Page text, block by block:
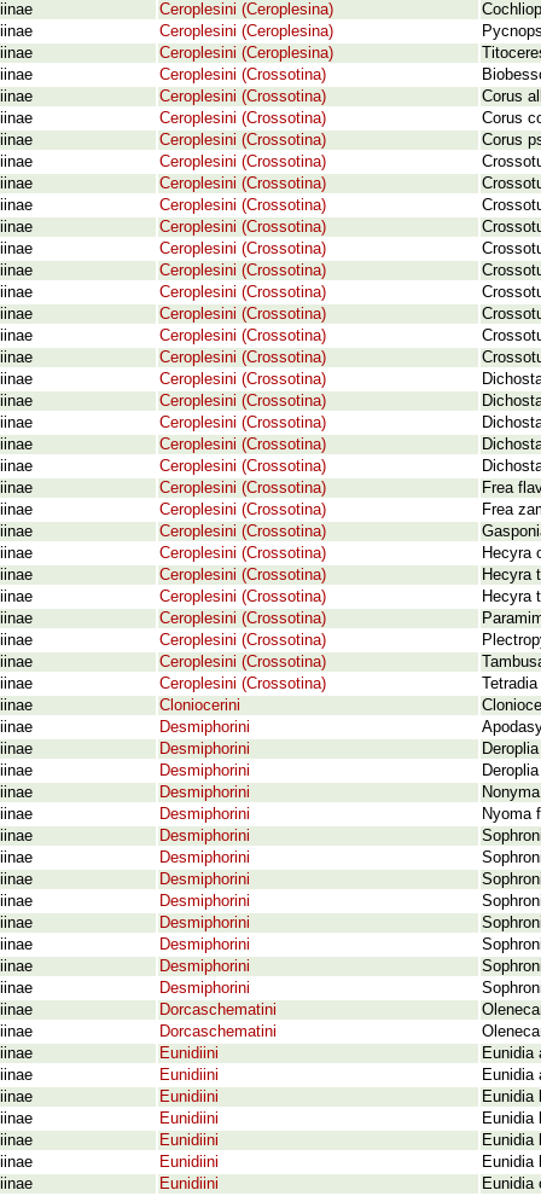
Ceroplesini (Ceroplesina)
Ceroplesini (Ceroplesina)
Ceroplesini (Ceroplesina)
Ceroplesini (Crossotina)
Ceroplesini (Crossotina)
Corus
Ceroplesini (Crossotina)
Corus
Ceroplesini (Crossotina)
Corus
Ceroplesini (Crossotina)
Ceroplesini (Crossotina)
Ceroplesini (Crossotina)
Ceroplesini (Crossotina)
Ceroplesini (Crossotina)
Ceroplesini (Crossotina)
Ceroplesini (Crossotina)
Ceroplesini (Crossotina)
Ceroplesini (Crossotina)
Ceroplesini (Crossotina)
Ceroplesini (Crossotina)
Ceroplesini (Crossotina)
Ceroplesini (Crossotina)
Ceroplesini (Crossotina)
Ceroplesini (Crossotina)
Ceroplesini (Crossotina)
Frea
Ceroplesini (Crossotina)
Frea
Ceroplesini (Crossotina)
Ceroplesini (Crossotina)
Hecyra
Ceroplesini (Crossotina)
Hecyra
Ceroplesini (Crossotina)
Hecyra
Ceroplesini (Crossotina)
Ceroplesini (Crossotina)
Ceroplesini (Crossotina)
Ceroplesini (Crossotina)
Cloniocerini
Desmiphorini
Desmiphorini
Desmiphorini
Desmiphorini
Desmiphorini
Nyoma
Desmiphorini
Desmiphorini
Desmiphorini
Desmiphorini
Desmiphorini
Desmiphorini
Desmiphorini
Desmiphorini
Dorcaschematini
Dorcaschematini
Eunidiini
Eunidia
Eunidiini
Eunidia
Eunidiini
Eunidia
Eunidiini
Eunidia
Eunidiini
Eunidia
Eunidiini
Eunidia
Eunidiini
Eunidia